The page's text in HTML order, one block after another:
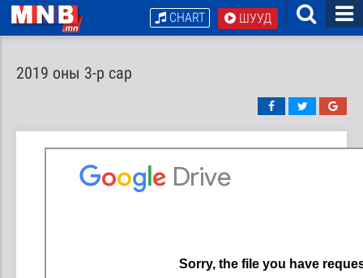
ШУУД
CHART
2019 оны 3-р сар